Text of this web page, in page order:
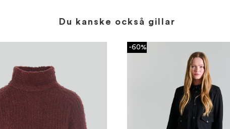
Du kanske också gillar
-60%